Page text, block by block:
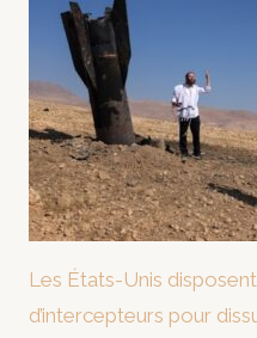
Les États-Unis
d’intercepteurs pour